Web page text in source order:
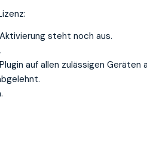
steht noch aus.
Plugin auf allen zulässigen Geräten